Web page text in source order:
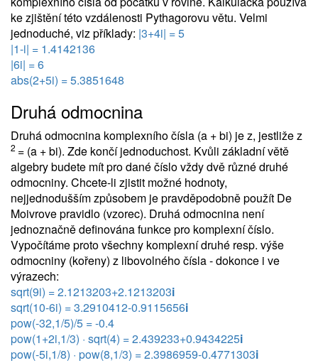
ke zjištění této vzdálenosti Pythagorovu větu. Velmi
jednoduché, viz příklady: |3+4i| = 5
|1-i| = 1.4142136
|6i| = 6
abs(2+5i) = 5.3851648
Druhá odmocnina
Druhá odmocnina komplexního čísla (a + bi) je z, jestliže z
2 = (a + bi). Zde končí jednoduchost. Kvůli základní větě
algebry budete mít pro dané číslo vždy dvě různé druhé
odmocniny. Chcete-li zjistit možné hodnoty,
nejjednodušším způsobem je pravděpodobně použít De
Moivrove pravidlo (vzorec). Druhá odmocnina není
jednoznačně definována funkce pro komplexní číslo.
Vypočítáme proto všechny komplexní druhé resp. výše
odmocniny (kořeny) z libovolného čísla - dokonce i ve
výrazech:
sqrt(9i) = 2.1213203+2.1213203i
sqrt(10-6i) = 3.2910412-0.9115656i
pow(-32,1/5)/5 = -0.4
pow(1+2i,1/3) · sqrt(4) = 2.439233+0.9434225i
pow(-5i,1/8) · pow(8,1/3) = 2.3986959-0.4771303i